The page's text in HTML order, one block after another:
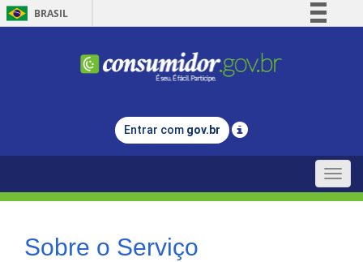
BRASIL
Comunica BR
Legislação
Entrar com gov.br
Toggle
Sobre o Serviço